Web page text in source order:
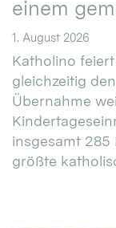
einem
1. August 2026
Katholino
gleichzeitig
Übernahme
insgesamt
größte